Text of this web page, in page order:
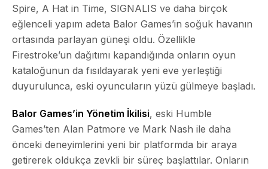
Spire, A Hat in Time, SIGNALIS ve daha birçok
eğlenceli yapım adeta Balor Games’in soğuk havanın
ortasında parlayan güneşi oldu. Özellikle
Firestroke’un dağıtımı kapandığında onların oyun
kataloğunun da fısıldayarak yeni eve yerleştiği
duyurulunca, eski oyuncuların yüzü gülmeye başladı.
Balor Games’in Yönetim İkilisi, eski Humble
Games’ten Alan Patmore ve Mark Nash ile daha
önceki deneyimlerini yeni bir platformda bir araya
getirerek oldukça zevkli bir süreç başlattılar. Onların